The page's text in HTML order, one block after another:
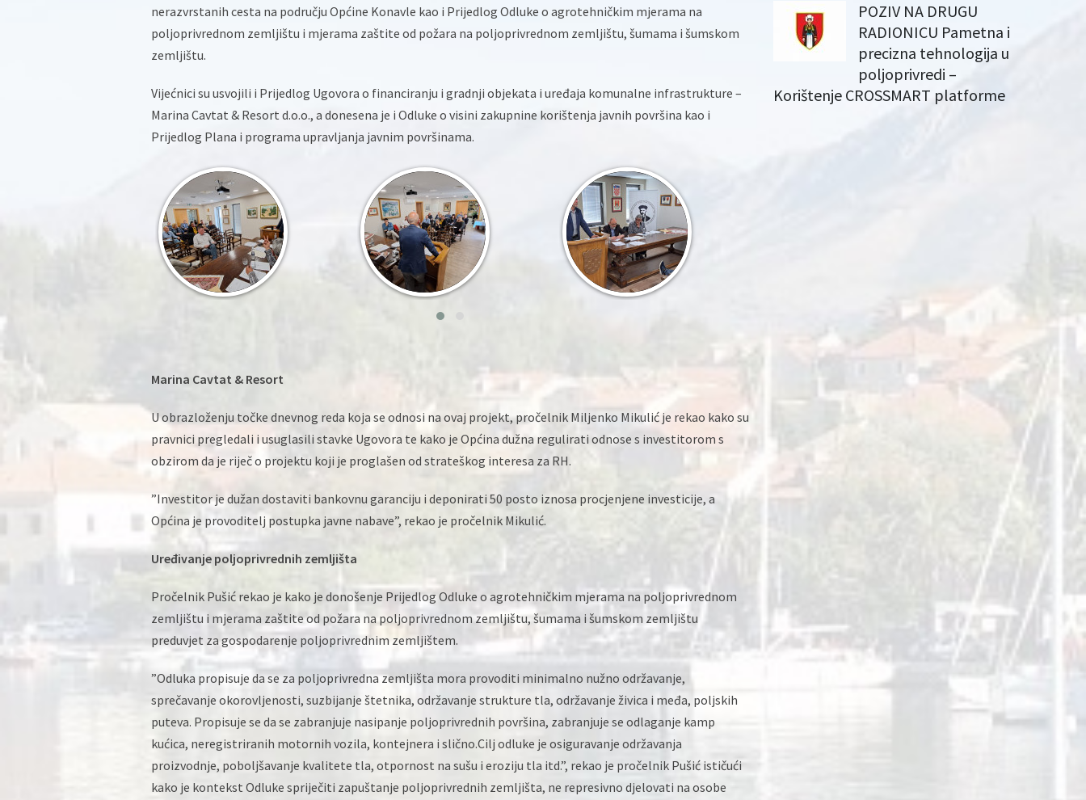
nerazvrstanih cesta na području Općine Konavle kao i Prijedlog Odluke o agrotehničkim mjerama na
poljoprivrednom zemljištu i mjerama zaštite od požara na poljoprivrednom zemljištu, šumama i šumskom
zemljištu.
Vijećnici su usvojili i Prijedlog Ugovora o financiranju i gradnji objekata i uređaja komunalne infrastrukture –
Marina Cavtat & Resort d.o.o., a donesena je i Odluke o visini zakupnine korištenja javnih površina kao i
Prijedlog Plana i programa upravljanja javnim površinama.
Marina Cavtat & Resort
U obrazloženju točke dnevnog reda koja se odnosi na ovaj projekt, pročelnik Miljenko Mikulić je rekao kako su
pravnici pregledali i usuglasili stavke Ugovora te kako je Općina dužna regulirati odnose s investitorom s
obzirom da je riječ o projektu koji je proglašen od strateškog interesa za RH.
”Investitor je dužan dostaviti bankovnu garanciju i deponirati 50 posto iznosa procjenjene investicije, a
Općina je provoditelj postupka javne nabave”, rekao je pročelnik Mikulić.
Uređivanje poljoprivrednih zemljišta
Pročelnik Pušić rekao je kako je donošenje Prijedlog Odluke o agrotehničkim mjerama na poljoprivrednom
zemljištu i mjerama zaštite od požara na poljoprivrednom zemljištu, šumama i šumskom zemljištu
preduvjet za gospodarenje poljoprivrednim zemljištem.
”Odluka propisuje da se za poljoprivredna zemljišta mora provoditi minimalno nužno održavanje,
sprečavanje okorovljenosti, suzbijanje štetnika, održavanje strukture tla, održavanje živica i međa, poljskih
puteva. Propisuje se da se zabranjuje nasipanje poljoprivrednih površina, zabranjuje se odlaganje kamp
kućica, neregistriranih motornih vozila, kontejnera i slično.Cilj odluke je osiguravanje održavanja
proizvodnje, poboljšavanje kvalitete tla, otpornost na sušu i eroziju tla itd.”, rekao je pročelnik Pušić ističući
kako je kontekst Odluke spriječiti zapuštanje poljoprivrednih zemljišta, ne represivno djelovati na osobe
POZIV NA DRUGU
RADIONICU Pametna i
precizna tehnologija u
poljoprivredi –
Korištenje CROSSMART platforme